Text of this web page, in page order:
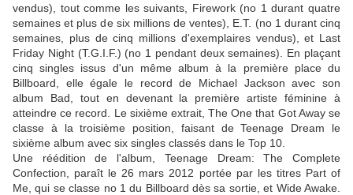
vendus), tout comme les suivants, Firework (no 1 durant quatre
semaines et plus de six millions de ventes), E.T. (no 1 durant cinq
semaines, plus de cinq millions d'exemplaires vendus), et Last
Friday Night (T.G.I.F.) (no 1 pendant deux semaines). En plaçant
cinq singles issus d'un même album à la première place du
Billboard, elle égale le record de Michael Jackson avec son
album Bad, tout en devenant la première artiste féminine à
atteindre ce record. Le sixième extrait, The One that Got Away se
classe à la troisième position, faisant de Teenage Dream le
sixième album avec six singles classés dans le Top 10.
Une réédition de l'album, Teenage Dream: The Complete
Confection, paraît le 26 mars 2012 portée par les titres Part of
Me, qui se classe no 1 du Billboard dès sa sortie, et Wide Awake.